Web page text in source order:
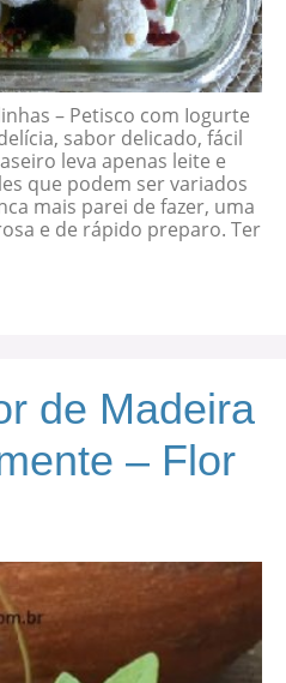
– Petisco com Iogurte
sabor delicado, fácil
leva apenas leite e
que podem ser variados
mais parei de fazer, uma
e de rápido preparo. Ter
de Madeira
– Flor